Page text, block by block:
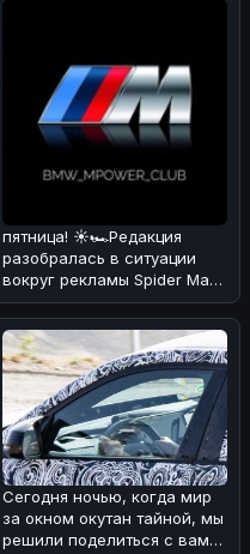
пятница! ☀️🏎Редакция
разобралась в ситуации
вокруг рекламы Spider Man
через BMW iDrive.
Оказывается
Сегодня ночью, когда мир
за окном окутан тайной, мы
решили поделиться с вами